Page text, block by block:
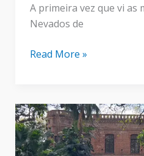
A primeira vez que vi as
Nevados de
Nevados
Snowtrip
inesquecível
no
Chile
Read More »